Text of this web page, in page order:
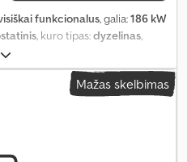
funkcionalus, galia:186 kW
, kuro tipas:dyzelinas,
22 206 kg
, grandinės būklė:100
, kita apžiūra (TÜV):
oro kondicionavimas,
Mažas skelbimas